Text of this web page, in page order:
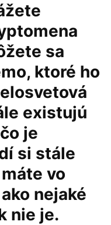
sa
ktoré ho
existujú
je
si stále
vo
nejaké
nie je.